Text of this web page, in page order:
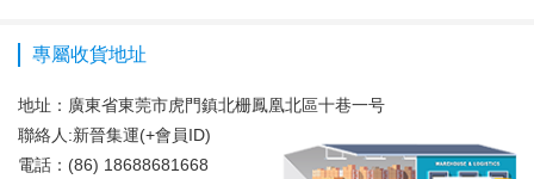
專屬收貨地址
地址： 廣東省東莞市虎門鎮北栅鳳凰北區十巷一号
聯絡人:新晉集運(+會員ID)
電話：(86) 18688681668